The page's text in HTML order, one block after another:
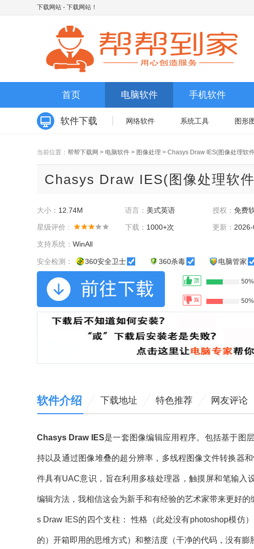
下载网站 - 下载网站！
首页 电脑软件 手机软件
软件下载 网络软件 系统工具 图形
当前位置： 帮帮下载网 > 电脑软件 > 图像处理 > Chasys Draw IES(图像处理软
Chasys Draw IES(图像处理软
大小： 12.74M 语言： 美式英语 授权：免费
星级评价 : 下载： 1000+次 更新：
支持系统： WinAll
安全检测： 360安全卫士 360杀毒 电脑管家
50%
50%
软件介绍 下载地址 特色推荐 网友评论
Chasys Draw IES是一套图像编辑应用程序。包括基于图
持以及通过图像堆叠的超分辨率，多线程图像文件转换器
件具有UAC意识，旨在利用多核处理器，触摸屏和笔输入
编辑方法，我相信这会为新手和有经验的艺术家带来更好
s Draw IES的四个支柱： 性格（此处没有photoshop模仿
的）开箱即用的思维方式）和整洁度（干净的代码，没有